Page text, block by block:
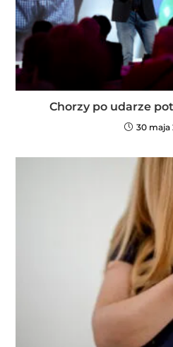
Chorzy po udarze
30 maja